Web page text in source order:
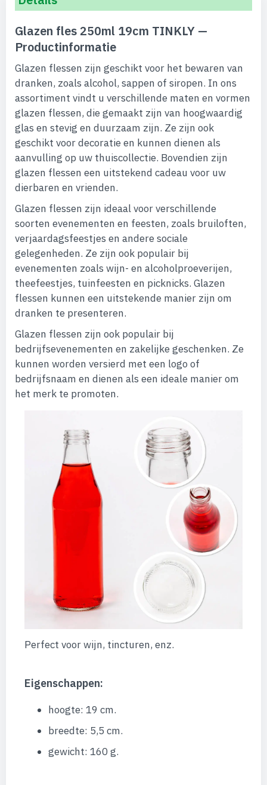
Glazen fles 250ml 19cm TINKLY —
Productinformatie
Glazen flessen zijn geschikt voor het bewaren van
dranken, zoals alcohol, sappen of siropen. In ons
assortiment vindt u verschillende maten en vormen
glazen flessen, die gemaakt zijn van hoogwaardig
glas en stevig en duurzaam zijn. Ze zijn ook
geschikt voor decoratie en kunnen dienen als
aanvulling op uw thuiscollectie. Bovendien zijn
glazen flessen een uitstekend cadeau voor uw
dierbaren en vrienden.
Glazen flessen zijn ideaal voor verschillende
soorten evenementen en feesten, zoals bruiloften,
verjaardagsfeestjes en andere sociale
gelegenheden. Ze zijn ook populair bij
evenementen zoals wijn- en alcoholproeverijen,
theefeestjes, tuinfeesten en picknicks. Glazen
flessen kunnen een uitstekende manier zijn om
dranken te presenteren.
Glazen flessen zijn ook populair bij
bedrijfsevenementen en zakelijke geschenken. Ze
kunnen worden versierd met een logo of
bedrijfsnaam en dienen als een ideale manier om
het merk te promoten.
Perfect voor wijn, tincturen, enz.
Eigenschappen:
hoogte: 19 cm.
breedte: 5,5 cm.
gewicht: 160 g.